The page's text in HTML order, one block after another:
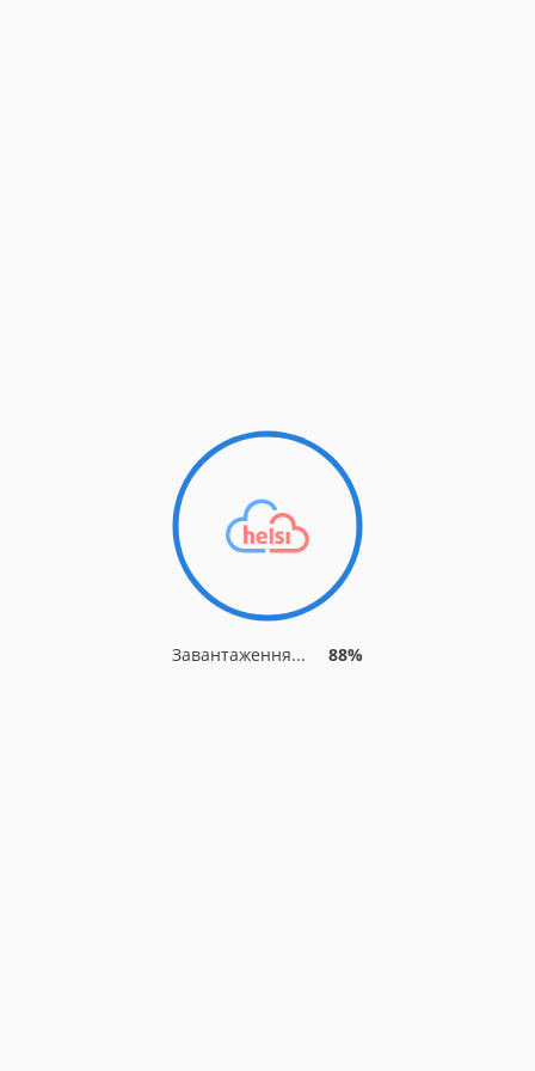
Завантаження... 88%